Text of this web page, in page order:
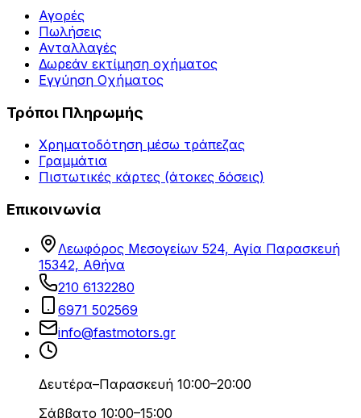
Αγορές
Πωλήσεις
Ανταλλαγές
Δωρεάν εκτίμηση οχήματος
Εγγύηση Οχήματος
Τρόποι Πληρωμής
Χρηματοδότηση μέσω τράπεζας
Γραμμάτια
Πιστωτικές κάρτες (άτοκες δόσεις)
Επικοινωνία
Λεωφόρος Μεσογείων 524, Αγία Παρασκευή
15342, Αθήνα
210 6132280
6971 502569
info@fastmotors.gr
Δευτέρα–Παρασκευή 10:00–20:00
Σάββατο 10:00–15:00